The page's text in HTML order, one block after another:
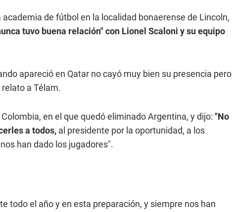
de fútbol en la localidad bonaerense de Lincoln,
tuvo buena relación" con Lionel Scaloni y su equipo
apareció en Qatar no cayó muy bien su presencia pero
a Télam.
en el que quedó eliminado Argentina, y dijo: "No
a todos, al presidente por la oportunidad, a los
han dado los jugadores".
todo el año y en esta preparación, y siempre nos han